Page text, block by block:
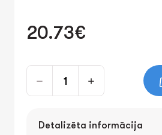
20.73€
Detalizēta informācija